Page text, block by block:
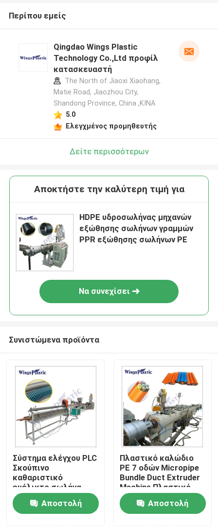
Σπίτι
Προϊόντα
Περίπου εμείς
Qingdao Wings Plastic
Technology Co.,Ltd προφίλ
κατασκευαστή
The North of Jiaoxi Xiaohang,
Matie Road, Jiaozhou City,
Shandong Province, China ,ΚΙΝΑ
5.0
Ελεγχμένος προμηθευτής
Δείτε περισσότερων
Αποκτήστε την καλύτερη τιμή για
HDPE υδροσωλήνας μηχανών
εξώθησης σωλήνων γραμμών
PPR εξώθησης σωλήνων PE
Να συνεχίσει
Συνιστώμενα προϊόντα
Σύστημα ελέγχου PLC
Σκούπινο
καθαριστικό
ευέλικτο σωλήνα
PVC PE EVA
πλαστικό σωλήνα
μηχανή εκτόξευσης
Αποστολή
Πλαστικό καλώδιο
PE 7 οδών Micropipe
Bundle Duct Extruder
Machine Πλαστικό
μηχανή εκτόξευσης
σωλήνωνΑποστολή